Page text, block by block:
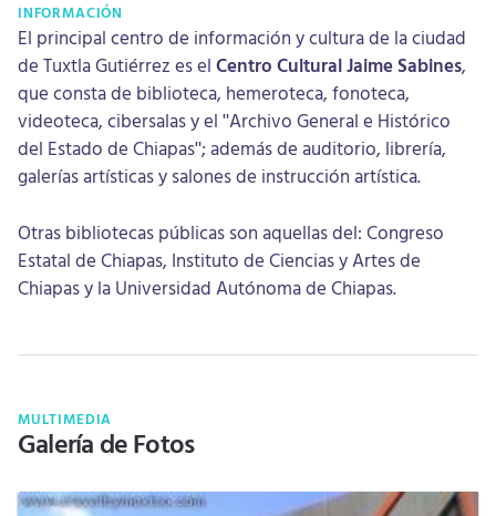
INFORMACIÓN
El principal centro de información y cultura de la ciudad
de Tuxtla Gutiérrez es el Centro Cultural Jaime Sabines,
que consta de biblioteca, hemeroteca, fonoteca,
videoteca, cibersalas y el "Archivo General e Histórico
del Estado de Chiapas"; además de auditorio, librería,
galerías artísticas y salones de instrucción artística.
Otras bibliotecas públicas son aquellas del: Congreso
Estatal de Chiapas, Instituto de Ciencias y Artes de
Chiapas y la Universidad Autónoma de Chiapas.
MULTIMEDIA
Galería de Fotos